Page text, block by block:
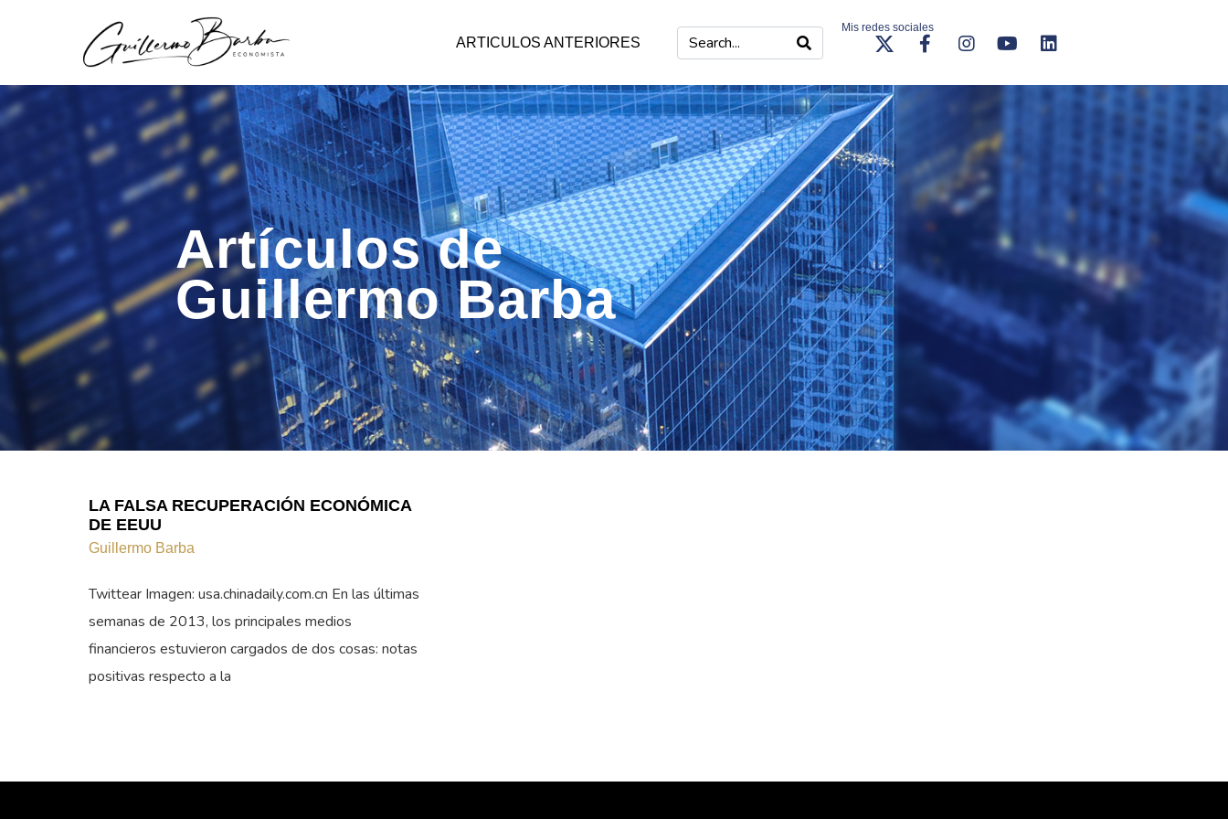
ARTICULOS ANTERIORES
Mis redes sociales
Artículos de
Guillermo Barba
LA FALSA RECUPERACIÓN ECONÓMICA
DE EEUU
Guillermo Barba
Twittear Imagen: usa.chinadaily.com.cn En las últimas
semanas de 2013, los principales medios
financieros estuvieron cargados de dos cosas: notas
positivas respecto a la